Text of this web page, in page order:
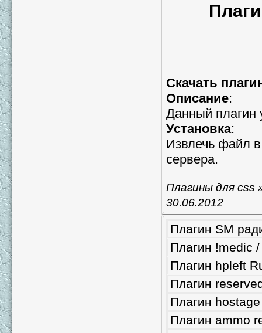
Скачать
Описание:
Данный плагин
Установка:
Извлечь файл
сервера.
Плагины для css
30.06.2012
Плагин SM
Плагин !medic
Плагин hpleft
Плагин
Плагин
Плагин ammo